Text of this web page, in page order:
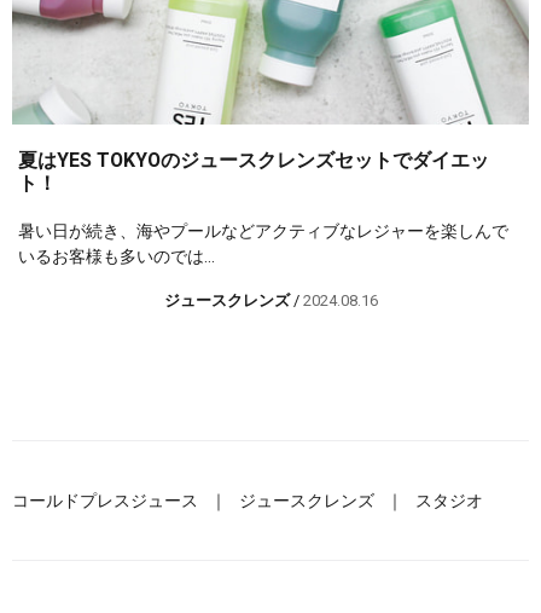
夏はYES TOKYOのジュースクレンズセットでダイエッ
ト！
暑い日が続き、海やプールなどアクティブなレジャーを楽しんで
いるお客様も多いのでは...
ジュースクレンズ/ 2024.08.16
コールドプレスジュース ジュースクレンズ スタジオ